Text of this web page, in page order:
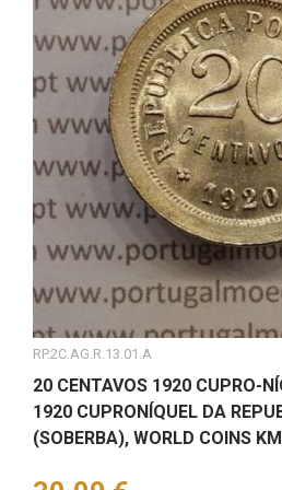
RP.2C.AG.R.13.01.A
20 CENTAVOS 1920 CUPRO-
1920 CUPRONÍQUEL DA
(SOBERBA), WORLD COINS